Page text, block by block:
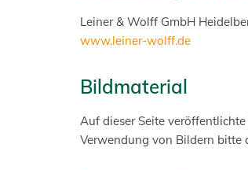
Leiner & Wolff GmbH
www.leiner-wolff.de
Bildmaterial
Auf dieser Seite
Verwendung von Bildern bitte